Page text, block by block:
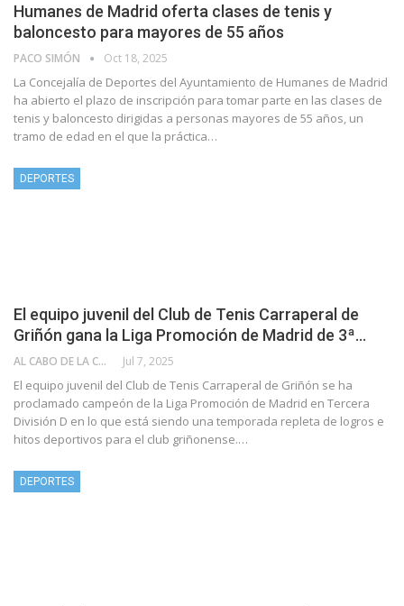
Humanes de Madrid oferta clases de tenis y
baloncesto para mayores de 55 años
PACO SIMÓN Oct 18, 2025
La Concejalía de Deportes del Ayuntamiento de Humanes de Madrid
ha abierto el plazo de inscripción para tomar parte en las clases de
tenis y baloncesto dirigidas a personas mayores de 55 años, un
tramo de edad en el que la práctica…
DEPORTES
El equipo juvenil del Club de Tenis Carraperal de
Griñón gana la Liga Promoción de Madrid de 3ª…
AL CABO DE LA CALLE Jul 7, 2025
El equipo juvenil del Club de Tenis Carraperal de Griñón se ha
proclamado campeón de la Liga Promoción de Madrid en Tercera
División D en lo que está siendo una temporada repleta de logros e
hitos deportivos para el club griñonense.…
DEPORTES